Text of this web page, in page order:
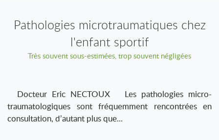
Pathologies microtraumatiques chez
l'enfant sportif
Très souvent sous-estimées, trop souvent négligées
Docteur Eric NECTOUX Les pathologies micro-
traumatologiques sont fréquemment rencontrées en
consultation, d’autant plus que...